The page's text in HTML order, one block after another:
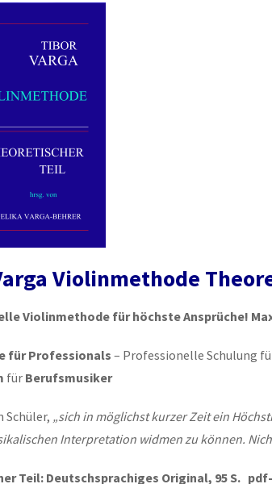
Violinmethode
Violinmethode für höchste Ansprüche!
für Professionals– Professionelle Schulung
für Berufsmusiker
Schüler, „sich in möglichst kurzer Zeit ein
Interpretation widmen zu können.
Teil: Deutschsprachiges Original, 95 S.